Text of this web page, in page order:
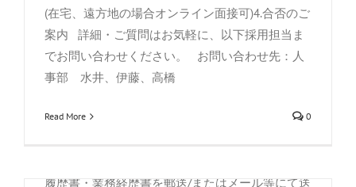
(在宅、遠方地の場合オンライン面接可)4.合否のご
案内 詳細・ご質問はお気軽に、以下採用担当ま
でお問い合わせください。 お問い合わせ先：人
事部 水井、伊藤、高橋
Read More 0
分野での業務実績3ヶ月以上/または独学での学習
歴6ヶ月以上c)その他、上記a,bと同等または準ず
るキャリア歓迎する資格・技能：以下は必須では
ありませんa)日常&ビジネス英会話・英語読み書
力<繁体簡体いずれも>c)サイバーセキュリティに
履歴書・業務経歴書を郵送/またはメール等にて送